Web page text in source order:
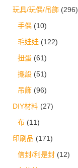
玩具/玩偶/吊飾 (296)
手偶 (10)
毛娃娃 (122)
扭蛋 (61)
擺設 (51)
吊飾 (96)
DIY材料 (27)
布 (11)
印刷品 (171)
信封/利是封 (12)